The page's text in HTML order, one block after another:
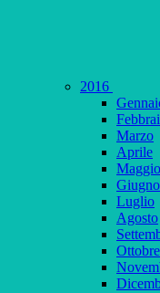
2016
Marzo
Aprile
Maggio
Giugno
Luglio
Agosto
Ottobre